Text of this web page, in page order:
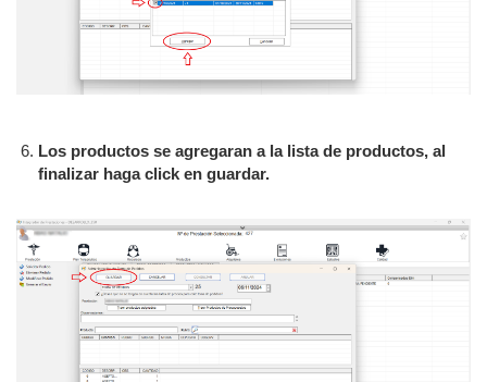
Los productos se agregaran a la lista de productos, al
finalizar haga click en guardar.